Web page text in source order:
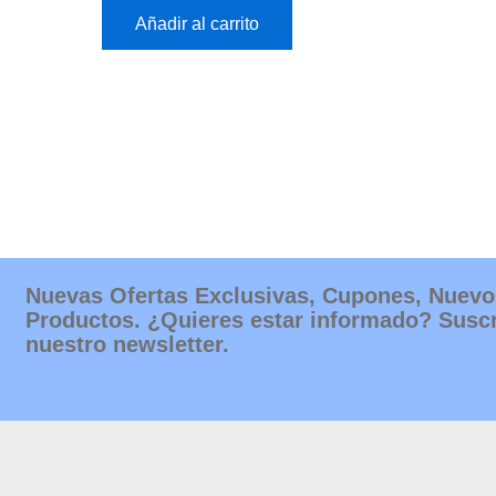
Añadir al carrito
Nuevas Ofertas Exclusivas, Cupones,
Productos. ¿Quieres estar informado?
nuestro newsletter.